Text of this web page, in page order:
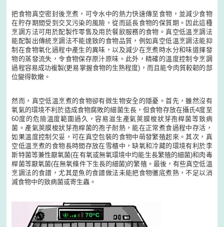
把食物真空密封後烹煮，可令水中的熱力快速傳至食物，並減少食物
在貯存期間受到交叉污染的風險，從而延長食物的保質期。因此這種
烹調方法可用於配製作零售及用於餐飲服務的食物。真空低溫烹調法
能配製出傳統烹調法不能達致的食物品質，例如真空低溫烹調法能抑
制在食物氧化過程中產生的異味，以及減少在烹煮時水分和味道揮發
物的蒸發流失，令食物保存原汁原味。此外，精確的溫度控制令烹調
過程容易成功複製(更易掌握食物的生熟程度)，而且能令肉質較韌的部
位變得軟嫩。
然而，真空低溫烹煮的食物卻有微生物安全的隱憂。首先，雖然沒有
氧氣的環境不利於造成食物腐敗的細菌生長，但食物存放在攝氏4度至
60度的危險溫度範圍過久，容易滋生產氣莢膜梭狀芽孢桿菌等致病
菌。產氣莢膜梭狀芽孢桿菌的孢子耐熱，能在正常煮食過程中存活，
如果溫度控制欠妥，可在真空包裝的食物中萌發繁殖起來。其次，真
空低溫烹煮的食物長時間存放在雪櫃中，缺氧和冷藏的環境有利於李
斯特菌等兼性厭氧菌(在有氧或無氧環境中均能生長繁殖的細菌)和肉毒
桿菌等厭氧菌(在無氧條件下生長的細菌)的繁殖。最後，有些真空低溫
烹調法的食譜，尤其是魚的食譜做法未能把食物徹底煮熟，不足以消
滅食物中的致病菌或寄生蟲。